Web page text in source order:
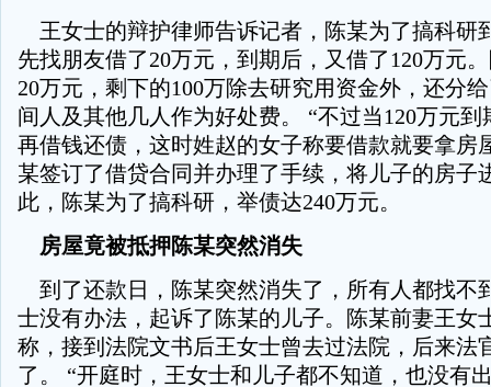
王女士的辩护律师告诉记者，陈某为了搞科研
先找朋友借了20万元，到期后，又借了120万元
20万元，剩下的100万除去研究用资金外，还分
间人及其他几人作为好处费。 “不过当120万元
再借钱还债，这时姓赵的女子称要借款就要拿房
某签订了借贷合同并办理了手续，将儿子的房子
此，陈某为了搞科研，举债达240万元。
房屋竟被抵押陈某突然消失
到了还款日，陈某突然消失了，所有人都找不
士没有办法，起诉了陈某的儿子。陈某前妻王女
称，接到法院文书后王女士曾去过法院，后来法
了。 “开庭时，王女士和儿子都不知道，也没有